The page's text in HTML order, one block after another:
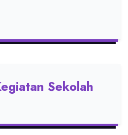
Sekolah